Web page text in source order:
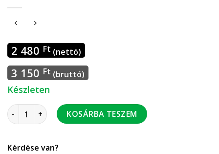
2 480 Ft (nettó)
3 150 Ft (bruttó)
Készleten
FERRO zuhanycső kádperemre, mosogatóhoz kihúzható
KOSÁRBA TESZEM
Kérdése van?